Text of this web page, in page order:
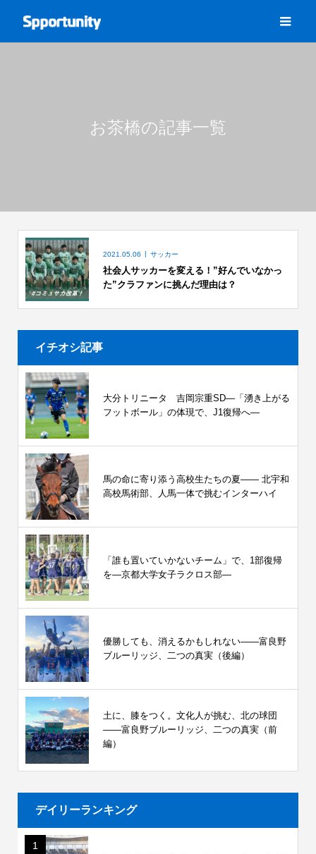
お茶橋の記事一覧
2021.05.06 サッカー
社会人サッカーを変える！”好んでいなかっ
た”クラファンに挑んだ理由は？
イチオシ記事
大分トリニータ 吉岡宗重SD―「湧き上がる
フットボール」の体現で、J1復帰へ―
馬の命に寄り添う高校生たちの夏—— 北宇和
高校馬術部、人馬一体で挑むインターハイ
「誰も置いていかないチーム」で、1部復帰
を―京都大学女子ラクロス部―
優勝しても、消えるかもしれない――富良野
ブルーリッジ、二つの真実（後編）
土に、膝をつく。文化人が挑む、北の球団
――富良野ブルーリッジ、二つの真実（前
編）
デイリーランキング
1